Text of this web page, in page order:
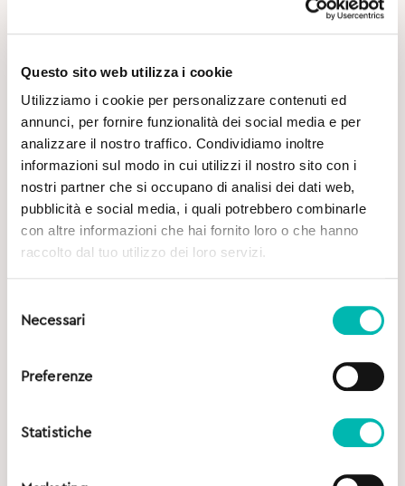
Questo sito web utilizza i cookie
Utilizziamo i cookie per personalizzare contenuti ed
annunci, per fornire funzionalità dei social media e per
analizzare il nostro traffico. Condividiamo inoltre
informazioni sul modo in cui utilizzi il nostro sito con i
nostri partner che si occupano di analisi dei dati web,
pubblicità e social media, i quali potrebbero combinarle
con altre informazioni che hai fornito loro o che hanno
raccolto dal tuo utilizzo dei loro servizi.
delNecessari
Preferenze
Statistiche